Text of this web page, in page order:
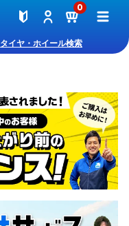
0
タイヤ・ホイール検索